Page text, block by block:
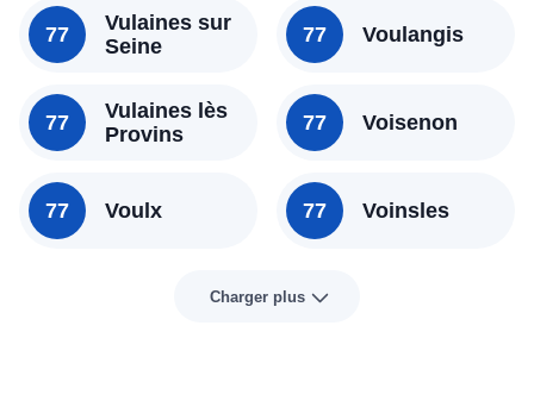
77
Vulaines sur
Seine
77
Vulaines lès
Provins
77 Voulx
77 Voulangis
77 Voisenon
77 Voinsles
Charger plus